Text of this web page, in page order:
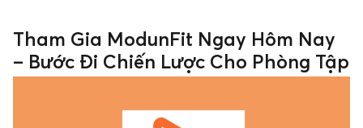
Tham Gia ModunFit Ngay Hôm Nay
– Bước Đi Chiến Lược Cho Phòng Tập